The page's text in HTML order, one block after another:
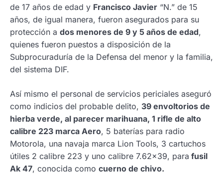
de 17 años de edad y Francisco Javier “N.” de 15
años, de igual manera, fueron asegurados para su
protección a dos menores de 9 y 5 años de edad,
quienes fueron puestos a disposición de la
Subprocuraduría de la Defensa del menor y la familia,
del sistema DIF.
Así mismo el personal de servicios periciales aseguró
como indicios del probable delito, 39 envoltorios de
hierba verde, al parecer marihuana, 1 rifle de alto
calibre 223 marca Aero, 5 baterías para radio
Motorola, una navaja marca Lion Tools, 3 cartuchos
útiles 2 calibre 223 y uno calibre 7.62×39, para fusil
Ak 47, conocida como cuerno de chivo.